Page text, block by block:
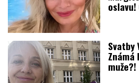
Svatby
Známá
muže?!